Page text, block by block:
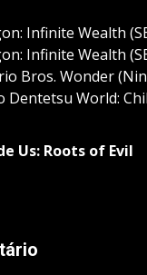
Infinite Wealth
Infinite Wealth
Bros. Wonder
World:
Us: Roots of Evil